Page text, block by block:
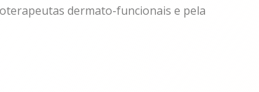
dermato-funcionais e pela